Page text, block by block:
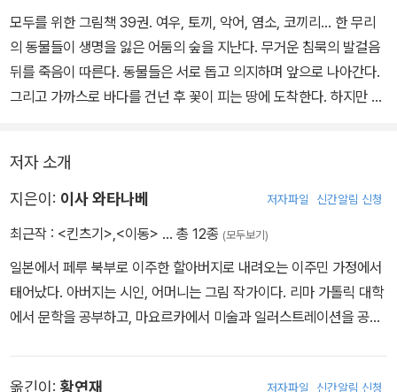
모두를 위한 그림책 39권. 여우, 토끼, 악어, 염소, 코끼리… 한 무리
의 동물들이 생명을 잃은 어둠의 숲을 지난다. 무거운 침묵의 발걸음
뒤를 죽음이 따른다. 동물들은 서로 돕고 의지하며 앞으로 나아간다.
그리고 가까스로 바다를 건넌 후 꽃이 피는 땅에 도착한다. 하지만 이
페루의 이사 와타나베 작가는 강제로 살던 곳을 떠나야 하는 동물들
의 그림책은 침묵으로 공감을 일깨우며, 까만 어둠의 배경과 대조되
는 고운 색조로 희망을 노래한다. 의인화된 동물은 어려운 주제에 보
편성과 판타지를 주며, 어린 독자들에게 이해와 공감을 불러일으킨
다. 2020년 화이트 레이븐스(White Ravens List)에 선정되었다.
저자 소개
지은이: 이사 와타나베 저자파일 신간알림 신청
최근작 : <킨츠기>,<이동> … 총 12종 (모두보기)
일본에서 페루 북부로 이주한 할아버지로 내려오는 이주민 가정에서
태어났다. 아버지는 시인, 어머니는 그림 작가이다. 리마 가톨릭 대학
에서 문학을 공부하고, 마요르카에서 미술과 일러스트레이션을 공부
옮긴이: 황연재 저자파일 신간알림 신청